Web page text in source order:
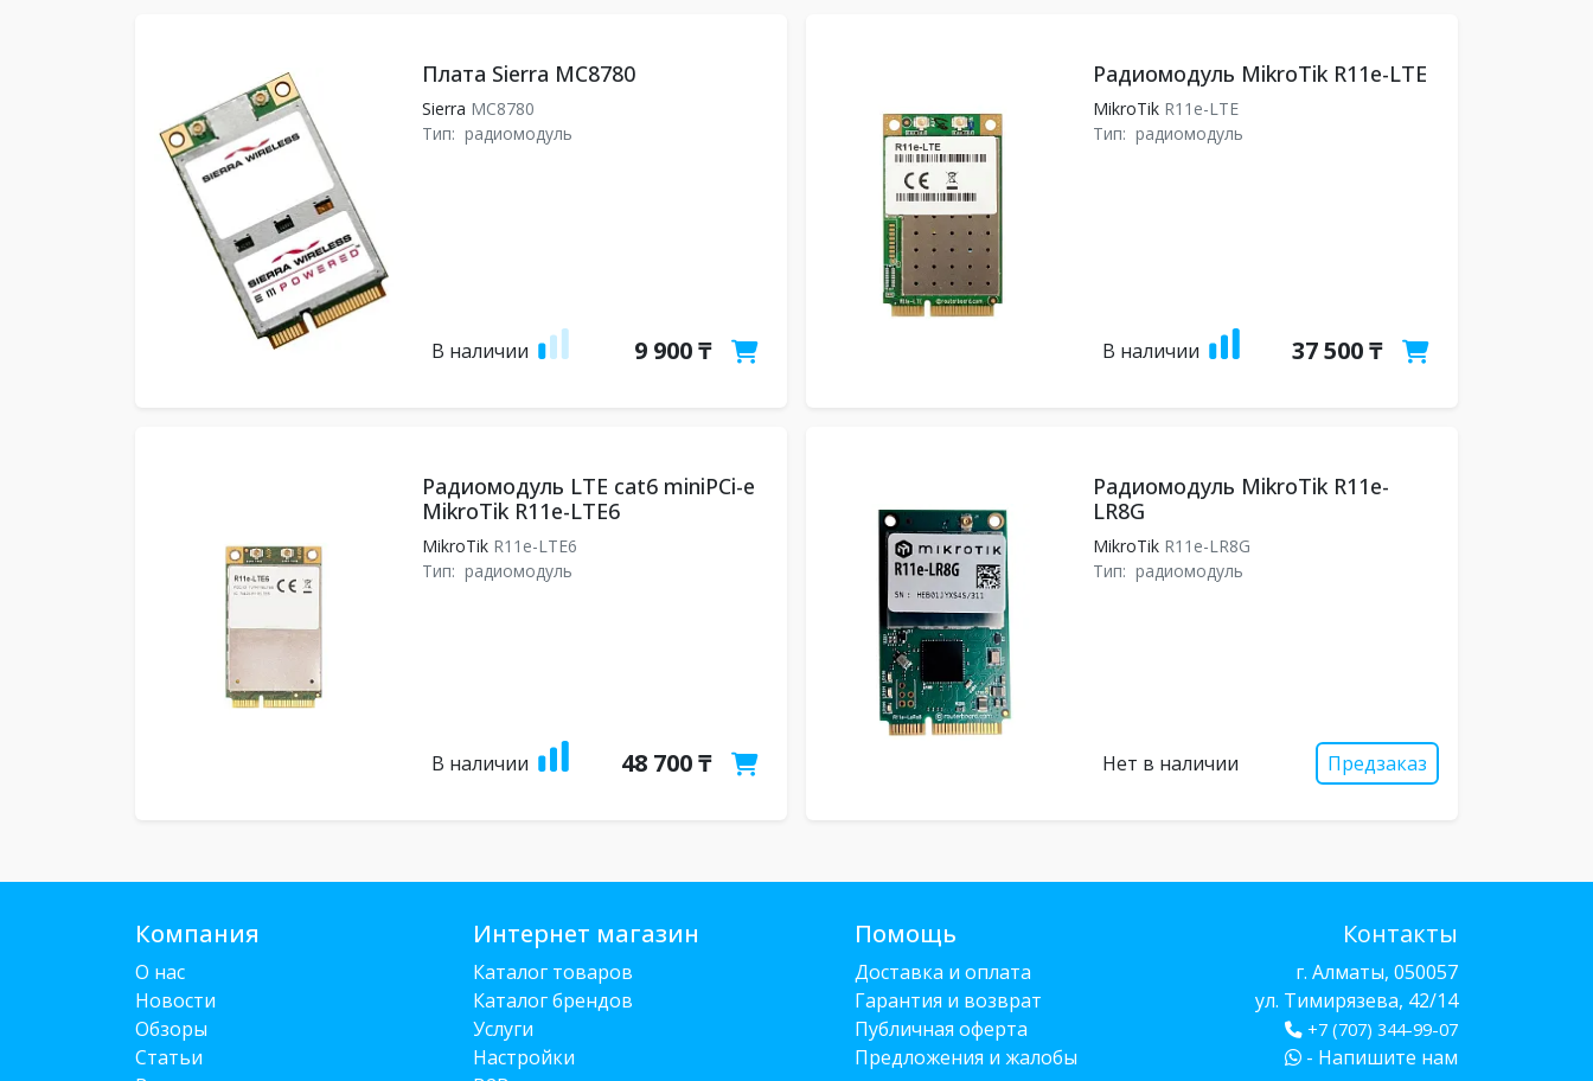
Плата Sierra MC8780
Sierra MC8780
Тип: радиомодуль
В наличии 9 900 ₸
Радиомодуль MikroTik R11e-LTE
MikroTikR11e-LTE
Тип: радиомодуль
В наличии 37 500 ₸
Радиомодуль LTE cat6 miniPCi-e
MikroTik R11e-LTE6
MikroTikR11e-LTE6
Тип: радиомодуль
В наличии 48 700 ₸
Радиомодуль MikroTik R11e-
LR8G
MikroTikR11e-LR8G
Тип: радиомодуль
Нет в наличии Предзаказ
Компания
О нас
Новости
Обзоры
Статьи
Интернет магазин
Каталог товаров
Каталог брендов
Услуги
Настройки
Помощь
Доставка и оплата
Гарантия и возврат
Публичная оферта
Предложения и жалобы
Контакты
г. Алматы, 050057
ул. Тимирязева, 42/14
+7 (707) 344-99-07
- Напишите нам